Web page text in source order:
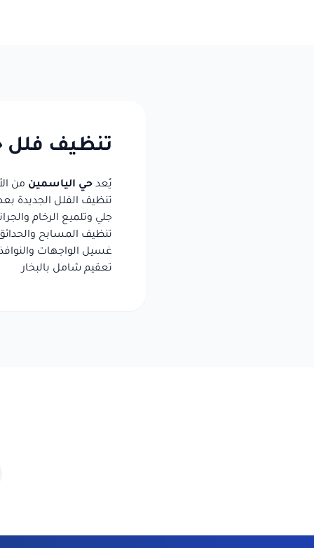
تنظيف فلل
يُعد حي الياسمين من
تنظيف الفلل الجديدة
جلي وتلميع الرخام
تنظيف المسابح
غسيل الواجهات
تعقيم شامل بالبخار